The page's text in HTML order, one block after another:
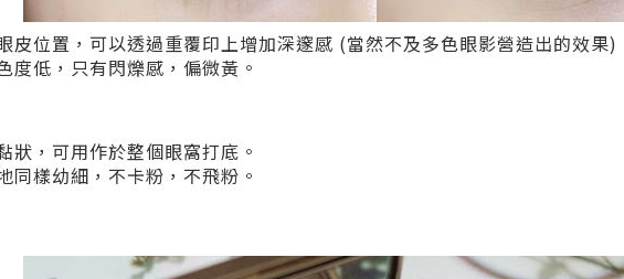
皮位置，可以透過重覆印上增加深邃感 (當然不及多色眼影營造出的效果)
度低，只有閃爍感，偏微黃。
狀，可用作於整個眼窩打底。
同樣幼細，不卡粉，不飛粉。